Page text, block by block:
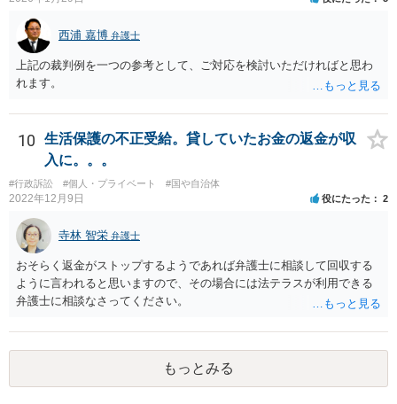
西浦 嘉博 弁護士
上記の裁判例を一つの参考として、ご対応を検討いただければと思わ
れます。
10
生活保護の不正受給。貸していたお金の返金が収
入に。。。
#行政訴訟 #個人・プライベート #国や自治体
2022年12月9日 役にたった 2
寺林 智栄 弁護士
おそらく返金がストップするようであれば弁護士に相談して回収する
ように言われると思いますので、その場合には法テラスが利用できる
弁護士に相談なさってください。
もっとみる